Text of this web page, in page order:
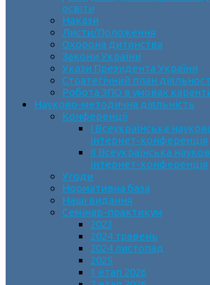
освіти
Накази
Листи/Положення
Охорона дитинства
Закони України
Укази Президента України
Стратегічний план
Робота ЗПО в умовах
Науково-методична діяльність
Конференції
І Всеукраїнська
інтернет-конференція
ІІ Всеукраїнська
інтернет-конференція
Угоди
Нормативна база
Наші видання
Семінар-практикум
2023
2024 травень
2024 листопад
2025
1 етап 2026